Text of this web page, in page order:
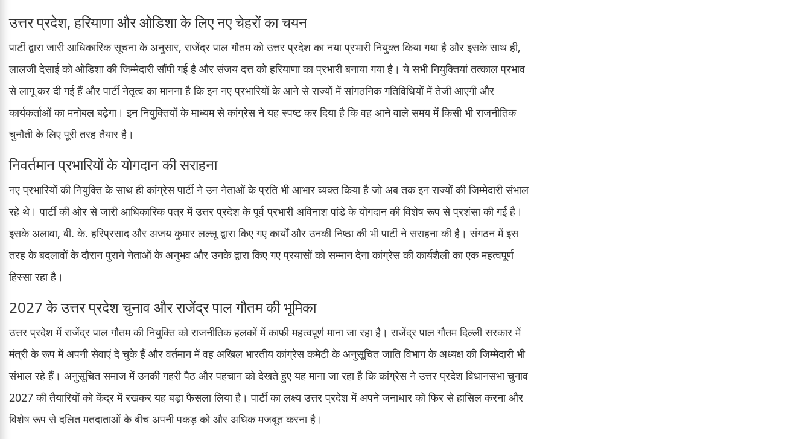
उत्तर प्रदेश, हरियाणा और ओडिशा के लिए नए चेहरों का चयन
पार्टी द्वारा जारी आधिकारिक सूचना के अनुसार, राजेंद्र पाल गौतम को उत्तर प्रदेश का नया प्रभारी नियुक्त किया गया है और इसके साथ ही,
लालजी देसाई को ओडिशा की जिम्मेदारी सौंपी गई है और संजय दत्त को हरियाणा का प्रभारी बनाया गया है। ये सभी नियुक्तियां तत्काल प्रभाव
से लागू कर दी गई हैं और पार्टी नेतृत्व का मानना है कि इन नए प्रभारियों के आने से राज्यों में सांगठनिक गतिविधियों में तेजी आएगी और
कार्यकर्ताओं का मनोबल बढ़ेगा। इन नियुक्तियों के माध्यम से कांग्रेस ने यह स्पष्ट कर दिया है कि वह आने वाले समय में किसी भी राजनीतिक
चुनौती के लिए पूरी तरह तैयार है।
निवर्तमान प्रभारियों के योगदान की सराहना
नए प्रभारियों की नियुक्ति के साथ ही कांग्रेस पार्टी ने उन नेताओं के प्रति भी आभार व्यक्त किया है जो अब तक इन राज्यों की जिम्मेदारी संभाल
रहे थे। पार्टी की ओर से जारी आधिकारिक पत्र में उत्तर प्रदेश के पूर्व प्रभारी अविनाश पांडे के योगदान की विशेष रूप से प्रशंसा की गई है।
इसके अलावा, बी. के. हरिप्रसाद और अजय कुमार लल्लू द्वारा किए गए कार्यों और उनकी निष्ठा की भी पार्टी ने सराहना की है। संगठन में इस
तरह के बदलावों के दौरान पुराने नेताओं के अनुभव और उनके द्वारा किए गए प्रयासों को सम्मान देना कांग्रेस की कार्यशैली का एक महत्वपूर्ण
हिस्सा रहा है।
2027 के उत्तर प्रदेश चुनाव और राजेंद्र पाल गौतम की भूमिका
उत्तर प्रदेश में राजेंद्र पाल गौतम की नियुक्ति को राजनीतिक हलकों में काफी महत्वपूर्ण माना जा रहा है। राजेंद्र पाल गौतम दिल्ली सरकार में
मंत्री के रूप में अपनी सेवाएं दे चुके हैं और वर्तमान में वह अखिल भारतीय कांग्रेस कमेटी के अनुसूचित जाति विभाग के अध्यक्ष की जिम्मेदारी भी
संभाल रहे हैं। अनुसूचित समाज में उनकी गहरी पैठ और पहचान को देखते हुए यह माना जा रहा है कि कांग्रेस ने उत्तर प्रदेश विधानसभा चुनाव
2027 की तैयारियों को केंद्र में रखकर यह बड़ा फैसला लिया है। पार्टी का लक्ष्य उत्तर प्रदेश में अपने जनाधार को फिर से हासिल करना और
विशेष रूप से दलित मतदाताओं के बीच अपनी पकड़ को और अधिक मजबूत करना है।